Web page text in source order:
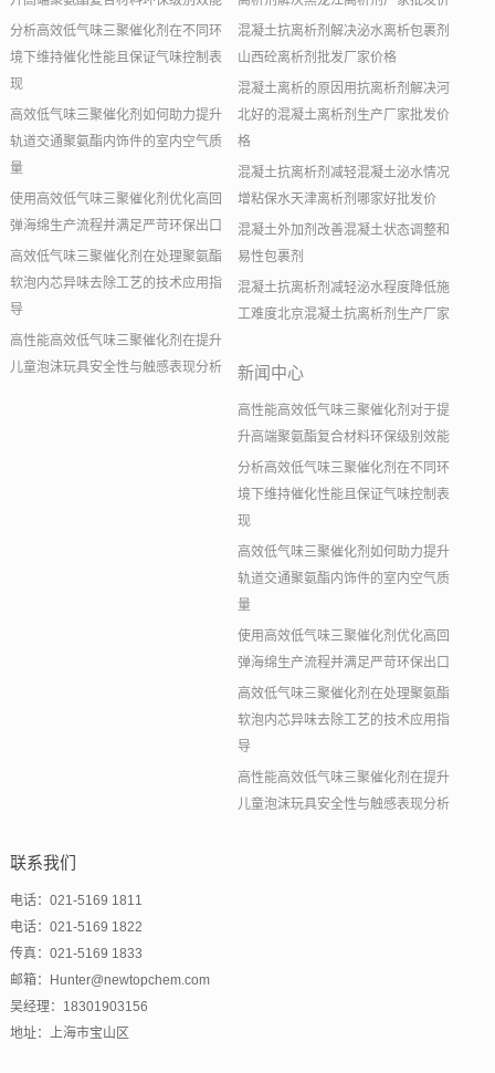
分析高效低气味三聚催化剂在不同环
境下维持催化性能且保证气味控制表
现
高效低气味三聚催化剂如何助力提升
轨道交通聚氨酯内饰件的室内空气质
量
使用高效低气味三聚催化剂优化高回
弹海绵生产流程并满足严苛环保出口
高效低气味三聚催化剂在处理聚氨酯
软泡内芯异味去除工艺的技术应用指
导
高性能高效低气味三聚催化剂在提升
儿童泡沫玩具安全性与触感表现分析
混凝土抗离析剂解决泌水离析包裹剂
山西砼离析剂批发厂家价格
混凝土离析的原因用抗离析剂解决河
北好的混凝土离析剂生产厂家批发价
格
混凝土抗离析剂减轻混凝土泌水情况
增粘保水天津离析剂哪家好批发价
混凝土外加剂改善混凝土状态调整和
易性包裹剂
混凝土抗离析剂减轻泌水程度降低施
工难度北京混凝土抗离析剂生产厂家
新闻中心
高性能高效低气味三聚催化剂对于提
升高端聚氨酯复合材料环保级别效能
分析高效低气味三聚催化剂在不同环
境下维持催化性能且保证气味控制表
现
高效低气味三聚催化剂如何助力提升
轨道交通聚氨酯内饰件的室内空气质
量
使用高效低气味三聚催化剂优化高回
弹海绵生产流程并满足严苛环保出口
高效低气味三聚催化剂在处理聚氨酯
软泡内芯异味去除工艺的技术应用指
导
高性能高效低气味三聚催化剂在提升
儿童泡沫玩具安全性与触感表现分析
联系我们
电话：021-5169 1811
电话：021-5169 1822
传真：021-5169 1833
邮箱：Hunter@newtopchem.com
吴经理：18301903156
地址：上海市宝山区